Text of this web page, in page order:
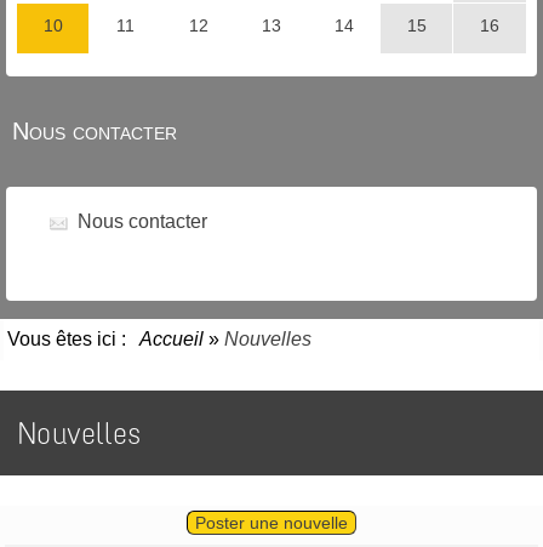
Nous contacter
Nous contacter
Vous êtes ici : Accueil»Nouvelles
Nouvelles
Poster une nouvelle